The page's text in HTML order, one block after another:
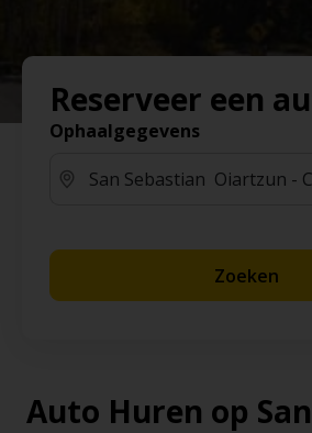
Reserveer een
Ophaalgegevens
Zoeken
Auto Huren op San